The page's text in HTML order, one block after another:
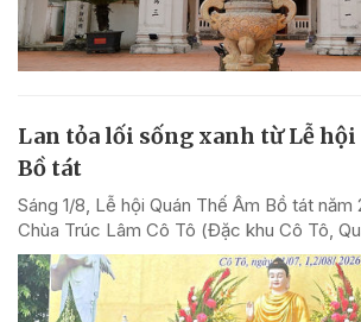
Lan tỏa lối sống xanh từ Lễ hội
Bồ tát
Sáng 1/8, Lễ hội Quán Thế Âm Bồ tát năm
Chùa Trúc Lâm Cô Tô (Đặc khu Cô Tô,